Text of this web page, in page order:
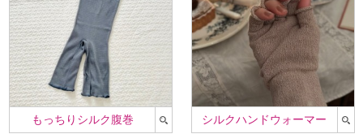
もっちりシルク腹巻 シルクハンドウォーマー